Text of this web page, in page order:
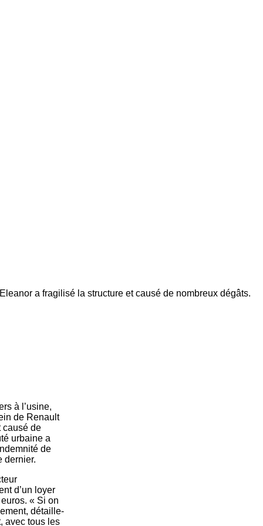
a fragilisé la structure et causé de nombreux dégâts.
à l’usine,
de Renault
causé de
urbaine a
de
dernier.
d’un loyer
« Si on
détaille-
avec tous les